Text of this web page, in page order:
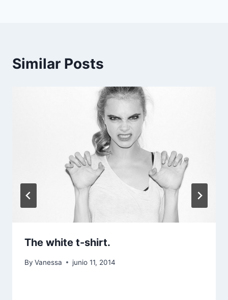
Similar Posts
The white t-shirt.
By Vanessa junio 11, 2014